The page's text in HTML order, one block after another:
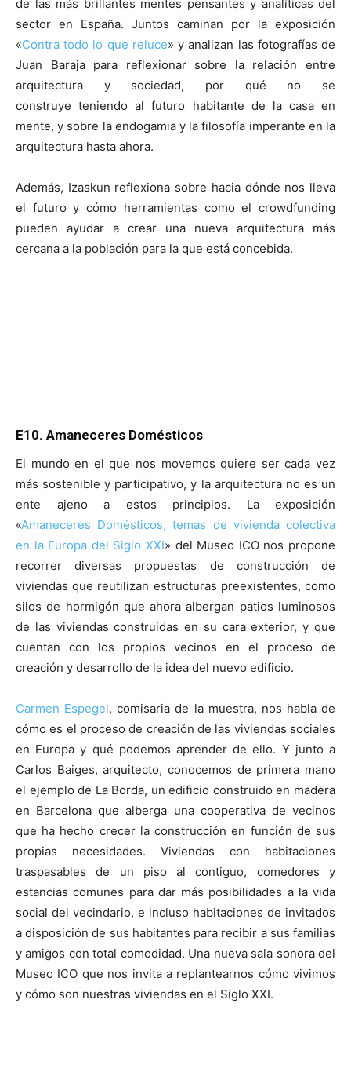
de las más brillantes mentes pensantes y analíticas del
sector en España. Juntos caminan por la exposición
«Contra todo lo que reluce» y analizan las fotografías de
Juan Baraja para reflexionar sobre la relación entre
arquitectura y sociedad, por qué no se
construye teniendo al futuro habitante de la casa en
mente, y sobre la endogamia y la filosofía imperante en la
arquitectura hasta ahora.
Además, Izaskun reflexiona sobre hacia dónde nos lleva
el futuro y cómo herramientas como el crowdfunding
pueden ayudar a crear una nueva arquitectura más
cercana a la población para la que está concebida.
E10. Amaneceres Domésticos
El mundo en el que nos movemos quiere ser cada vez
más sostenible y participativo, y la arquitectura no es un
ente ajeno a estos principios. La exposición
«Amaneceres Domésticos, temas de vivienda colectiva
en la Europa del Siglo XXI» del Museo ICO nos propone
recorrer diversas propuestas de construcción de
viviendas que reutilizan estructuras preexistentes, como
silos de hormigón que ahora albergan patios luminosos
de las viviendas construidas en su cara exterior, y que
cuentan con los propios vecinos en el proceso de
creación y desarrollo de la idea del nuevo edificio.
Carmen Espegel, comisaria de la muestra, nos habla de
cómo es el proceso de creación de las viviendas sociales
en Europa y qué podemos aprender de ello. Y junto a
Carlos Baiges, arquitecto, conocemos de primera mano
el ejemplo de La Borda, un edificio construido en madera
en Barcelona que alberga una cooperativa de vecinos
que ha hecho crecer la construcción en función de sus
propias necesidades. Viviendas con habitaciones
traspasables de un piso al contiguo, comedores y
estancias comunes para dar más posibilidades a la vida
social del vecindario, e incluso habitaciones de invitados
a disposición de sus habitantes para recibir a sus familias
y amigos con total comodidad. Una nueva sala sonora del
Museo ICO que nos invita a replantearnos cómo vivimos
y cómo son nuestras viviendas en el Siglo XXI.